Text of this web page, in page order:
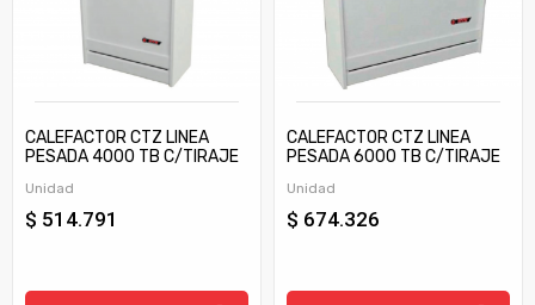
CALEFACTOR CTZ LINEA
PESADA 4000 TB C/TIRAJE
Unidad
$ 514.791
CALEFACTOR CTZ LINEA
PESADA 6000 TB C/TIRAJE
Unidad
$ 674.326